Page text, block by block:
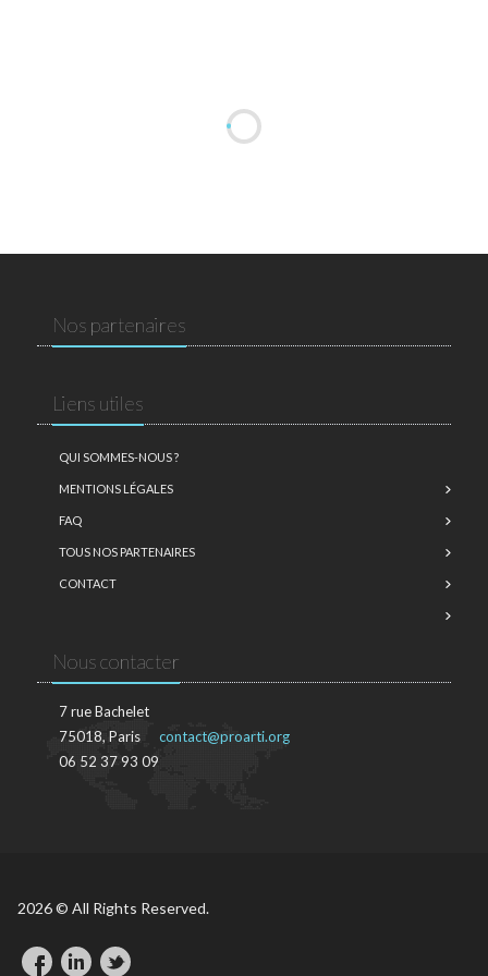
Nos partenaires
Liens utiles
QUI SOMMES-NOUS ?
MENTIONS LÉGALES
FAQ
TOUS NOS PARTENAIRES
CONTACT
Nous contacter
7 rue Bachelet
75018, Paris
06 52 37 93 09
contact@proarti.org
2026 © All Rights Reserved.